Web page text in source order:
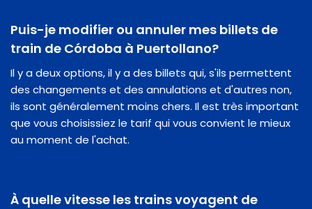
Puis-je modifier ou annuler mes billets de
train de Córdoba à Puertollano?
Il y a deux options, il y a des billets qui, s'ils permettent
des changements et des annulations et d'autres non,
ils sont généralement moins chers. Il est très important
que vous choisissiez le tarif qui vous convient le mieux
au moment de l'achat.
À quelle vitesse les trains voyagent de